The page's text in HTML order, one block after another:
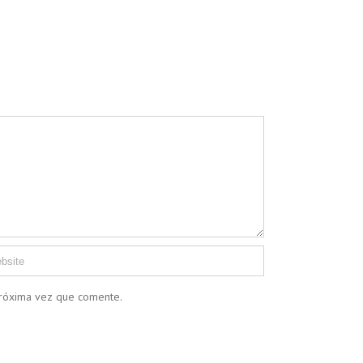
vez que comente.